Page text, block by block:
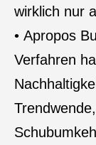
wirklich nur
• Apropos
Verfahren